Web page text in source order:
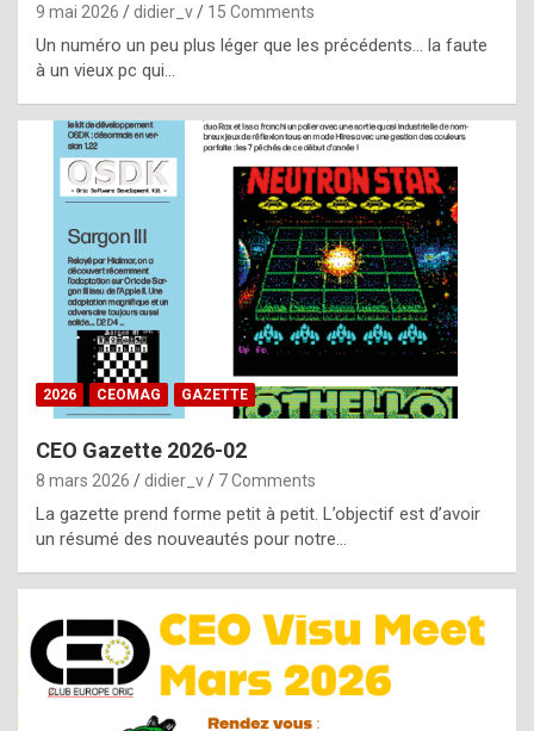
e
f
o
m
m
a
y
b
e
b
y
g
e
n
u
i
n
e
R
9 mai 2026 didier_v 15 Comments
Un numéro un peu plus léger que les précédents… la faute
à un vieux pc qui…
2026 CEOMAG GAZETTE
CEO Gazette 2026-02
8 mars 2026 didier_v 7 Comments
La gazette prend forme petit à petit. L’objectif est d’avoir
un résumé des nouveautés pour notre…